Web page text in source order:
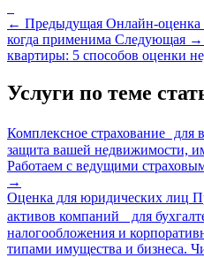
← Предыдущая Онлайн-оценка
когда применима Следующая →
квартиры: 5 способов оценки
Услуги по теме
Комплексное страхование для
защита вашей недвижимости,
Работаем с ведущими
→
Оценка для юридических лиц
активов компаний для
налогообложения и
типами имущества и бизнеса.